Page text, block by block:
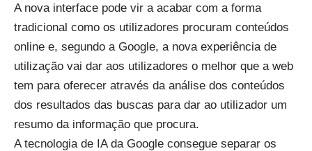
A nova interface pode vir a acabar com a forma
tradicional como os utilizadores procuram conteúdos
online e, segundo a Google, a nova experiência de
utilização vai dar aos utilizadores o melhor que a web
tem para oferecer através da análise dos conteúdos
dos resultados das buscas para dar ao utilizador um
resumo da informação que procura.
A tecnologia de IA da Google consegue separar os